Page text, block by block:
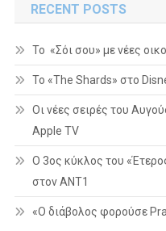
RECENT POSTS
Το «Σόι σου» με νέες
To «The Shards» στο
Οι νέες σειρές του
Apple TV
Ο 3ος κύκλος του
στον ΑΝΤ1
«Ο διάβολος φορούσε